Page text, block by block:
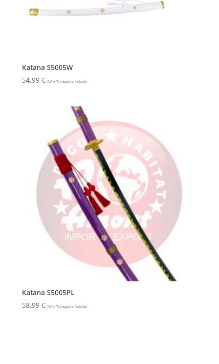
Katana S5005W
54,99 € IVA y Transporte Incluido
Katana S5005PL
58,99 € IVA y Transporte Incluido